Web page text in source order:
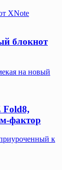
XNote
блокнот
на новый
Fold8,
фактор
к